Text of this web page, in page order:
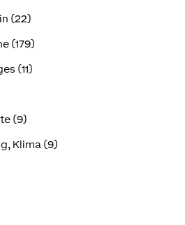
(22)
(179)
(11)
(9)
Klima (9)